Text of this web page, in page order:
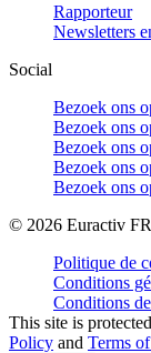
Rapporteur
Newsletters
Social
Bezoek ons
Bezoek ons
Bezoek ons
Bezoek ons
Bezoek ons
© 2026 Euractiv
Politique de
Conditions
Conditions
This site is
Policy and Terms